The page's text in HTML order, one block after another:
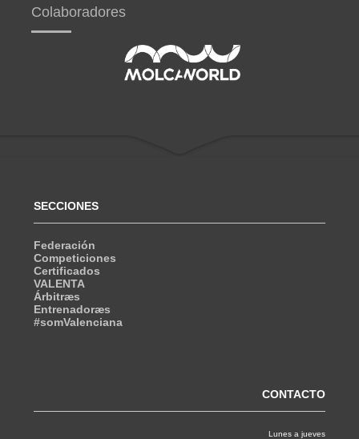
Colaboradores
SECCIONES
Federación
Competiciones
Certificados
VALENTA
Árbitræs
Entrenadoræs
#somValenciana
CONTACTO
Lunes a jueves